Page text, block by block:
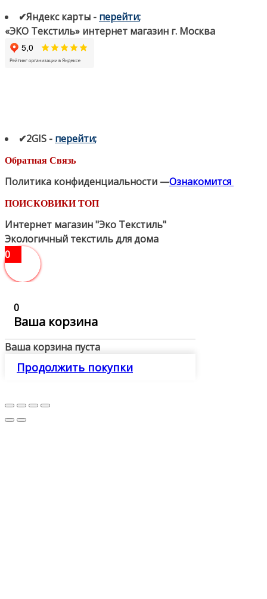
✔Яндекс карты - перейти;
«ЭКО Текстиль» интернет магазин г. Москва
✔2GIS - перейти;
Обратная Связь
Политика конфиденциальности —Ознакомится
ПОИСКОВИКИ ТОП
Интернет магазин "Эко Текстиль"
Экологичный текстиль для дома
0
0
Ваша корзина
Ваша корзина пуста
Продолжить покупки